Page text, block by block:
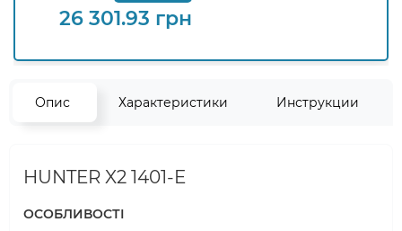
26 301.93 грн
Опис Характеристики Инструкции
HUNTER X2 1401-E
ОСОБЛИВОСТІ